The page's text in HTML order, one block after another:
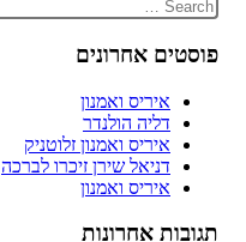
פוסטים אחרונים
איריס ואמנון
דליה הולנדר
איריס ואמנון זלוטניק
דניאל שירן זיכרו לברכה
איריס ואמנון
תגובות אחרונות